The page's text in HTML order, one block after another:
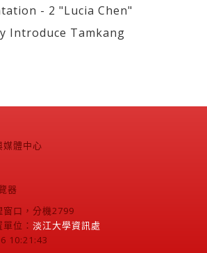
- 2 "Lucia Chen"
Introduce Tamkang
媒體中心
器
口，分機2799
位： 淡江大學資訊處
10:21:43